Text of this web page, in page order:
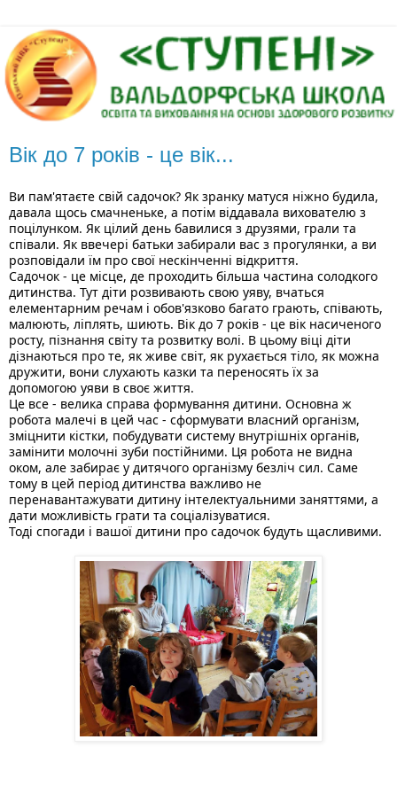
Вік до 7 років - це вік...
Ви пам'ятаєте свій садочок? Як зранку матуся ніжно будила,
давала щось смачненьке, а потім віддавала вихователю з
поцілунком. Як цілий день бавилися з друзями, грали та
співали. Як ввечері батьки забирали вас з прогулянки, а ви
розповідали їм про свої нескінченні відкриття.
Садочок - це місце, де проходить більша частина солодкого
дитинства. Тут діти розвивають свою уяву, вчаться
елементарним речам і обов'язково багато грають, співають,
малюють, ліплять, шиють. Вік до 7 років - це вік насиченого
росту, пізнання світу та розвитку волі. В цьому віці діти
дізнаються про те, як живе світ, як рухається тіло, як можна
дружити, вони слухають казки та переносять їх за
допомогою уяви в своє життя.
Це все - велика справа формування дитини. Основна ж
робота малечі в цей час - сформувати власний організм,
зміцнити кістки, побудувати систему внутрішніх органів,
замінити молочні зуби постійними. Ця робота не видна
оком, але забирає у дитячого організму безліч сил. Саме
тому в цей період дитинства важливо не
перенавантажувати дитину інтелектуальними заняттями, а
дати можливість грати та соціалізуватися.
Тоді спогади і вашої дитини про садочок будуть щасливими.